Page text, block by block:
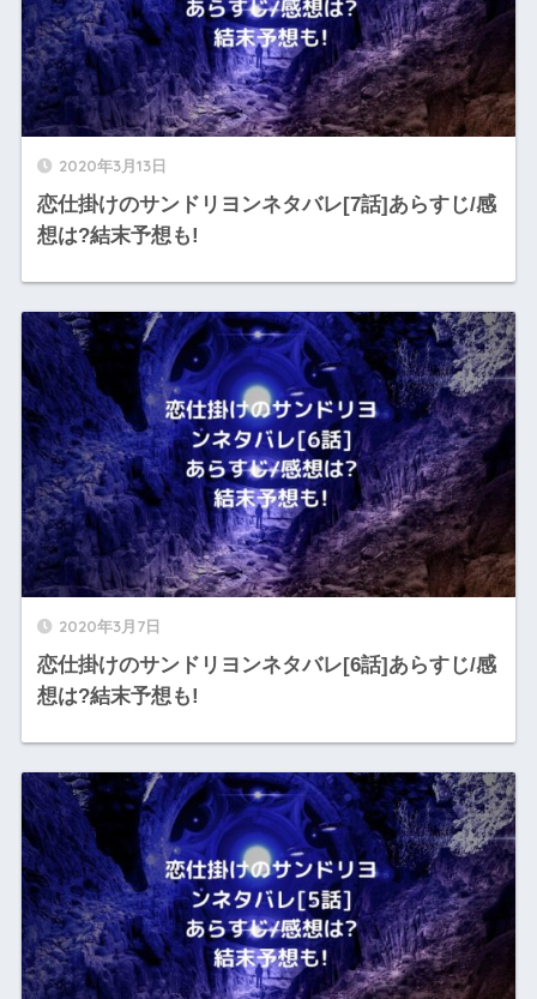
2020年3月13日
恋仕掛けのサンドリヨンネタバレ[7話]あらすじ/感
想は?結末予想も!
2020年3月7日
恋仕掛けのサンドリヨンネタバレ[6話]あらすじ/感
想は?結末予想も!